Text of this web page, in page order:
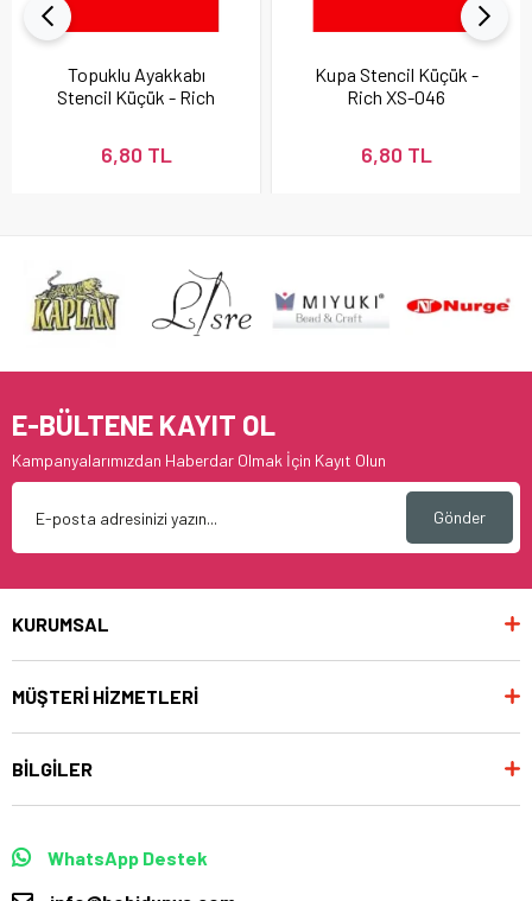
Topuklu Ayakkabı
Stencil Küçük - Rich
6,80 TL
Kupa Stencil Küçük -
Rich XS-046
6,80 TL
E-BÜLTENE KAYIT OL
Kampanyalarımızdan Haberdar Olmak İçin Kayıt Olun
Gönder
KURUMSAL
MÜŞTERİ HİZMETLERİ
BİLGİLER
WhatsApp Destek